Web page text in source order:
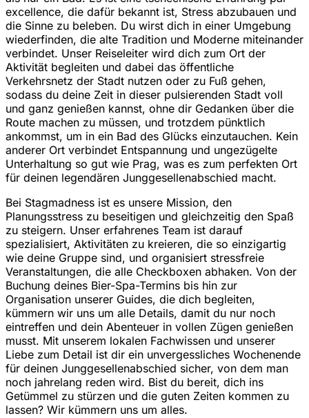
excellence, die dafür bekannt ist, Stress abzubauen und
die Sinne zu beleben. Du wirst dich in einer Umgebung
wiederfinden, die alte Tradition und Moderne miteinander
verbindet. Unser Reiseleiter wird dich zum Ort der
Aktivität begleiten und dabei das öffentliche
Verkehrsnetz der Stadt nutzen oder zu Fuß gehen,
sodass du deine Zeit in dieser pulsierenden Stadt voll
und ganz genießen kannst, ohne dir Gedanken über die
Route machen zu müssen, und trotzdem pünktlich
ankommst, um in ein Bad des Glücks einzutauchen. Kein
anderer Ort verbindet Entspannung und ungezügelte
Unterhaltung so gut wie Prag, was es zum perfekten Ort
für deinen legendären Junggesellenabschied macht.
Bei Stagmadness ist es unsere Mission, den
Planungsstress zu beseitigen und gleichzeitig den Spaß
zu steigern. Unser erfahrenes Team ist darauf
spezialisiert, Aktivitäten zu kreieren, die so einzigartig
wie deine Gruppe sind, und organisiert stressfreie
Veranstaltungen, die alle Checkboxen abhaken. Von der
Buchung deines Bier-Spa-Termins bis hin zur
Organisation unserer Guides, die dich begleiten,
kümmern wir uns um alle Details, damit du nur noch
eintreffen und dein Abenteuer in vollen Zügen genießen
musst. Mit unserem lokalen Fachwissen und unserer
Liebe zum Detail ist dir ein unvergessliches Wochenende
für deinen Junggesellenabschied sicher, von dem man
noch jahrelang reden wird. Bist du bereit, dich ins
Getümmel zu stürzen und die guten Zeiten kommen zu
lassen? Wir kümmern uns um alles.